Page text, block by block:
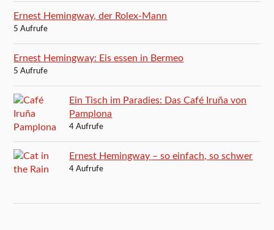
Ernest Hemingway, der Rolex-Mann
5 Aufrufe
Ernest Hemingway: Eis essen in Bermeo
5 Aufrufe
Ein Tisch im Paradies: Das Café Iruña von
Pamplona
4 Aufrufe
Ernest Hemingway – so einfach, so schwer
4 Aufrufe